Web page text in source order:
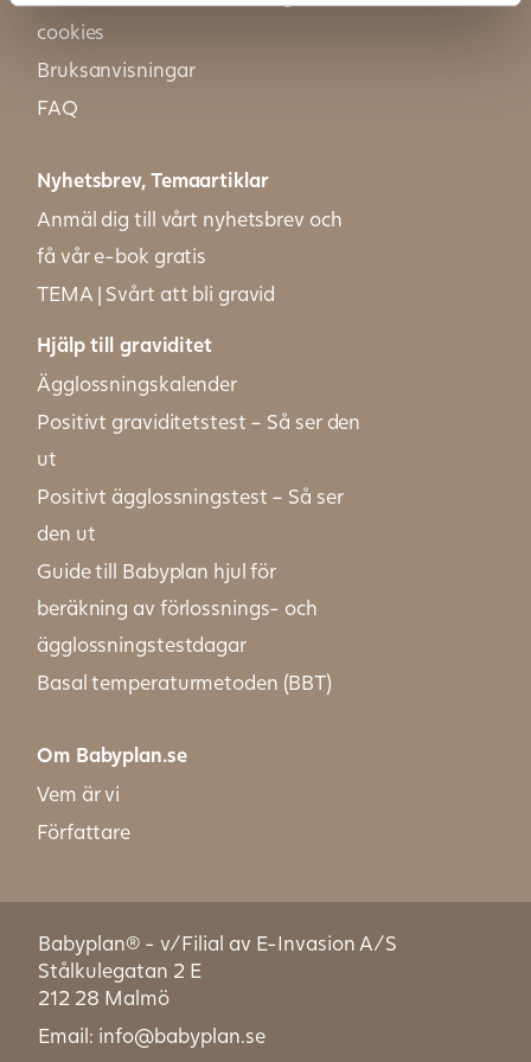
cookies
Bruksanvisningar
FAQ
Nyhetsbrev, Temaartiklar
Anmäl dig till vårt nyhetsbrev och
få vår e-bok gratis
TEMA | Svårt att bli gravid
Hjälp till graviditet
Ägglossningskalender
Positivt graviditetstest – Så ser den
ut
Positivt ägglossningstest – Så ser
den ut
Guide till Babyplan hjul för
beräkning av förlossnings- och
ägglossningstestdagar
Basal temperaturmetoden (BBT)
Om Babyplan.se
Vem är vi
Författare
Babyplan® - v/Filial av E-Invasion A/S
Stålkulegatan 2 E
212 28 Malmö
Email: info@babyplan.se